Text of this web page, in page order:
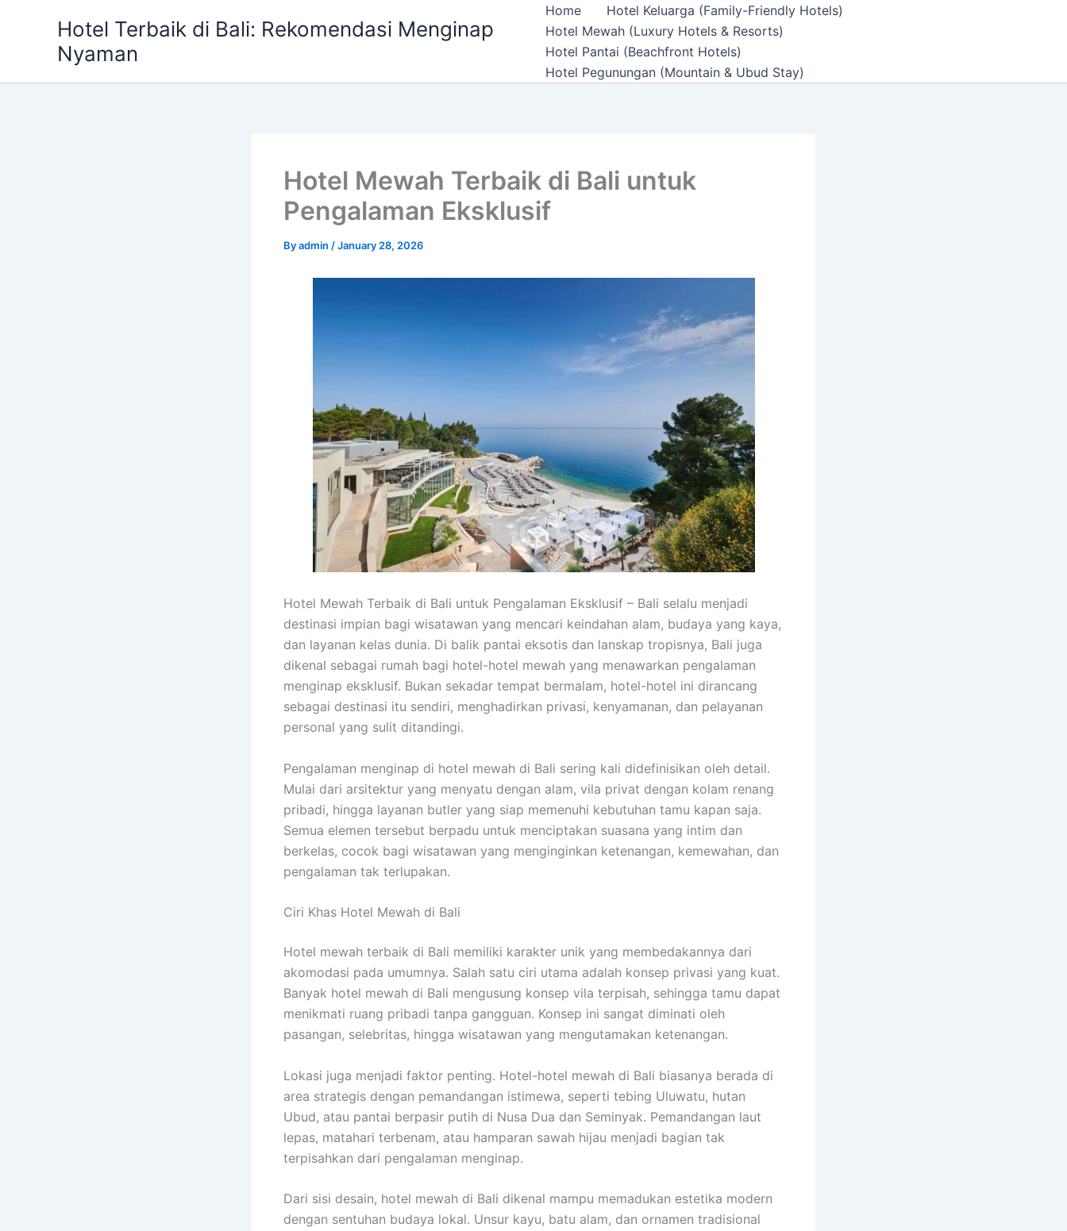
Hotel Terbaik di Bali: Rekomendasi Menginap
Nyaman
Home
Hotel Keluarga (Family-Friendly Hotels)
Hotel Mewah (Luxury Hotels & Resorts)
Hotel Pantai (Beachfront Hotels)
Hotel Pegunungan (Mountain & Ubud Stay)
Hotel Mewah Terbaik di Bali untuk
Pengalaman Eksklusif
Byadmin /January 28, 2026
Hotel Mewah Terbaik di Bali untuk Pengalaman Eksklusif – Bali selalu menjadi
destinasi impian bagi wisatawan yang mencari keindahan alam, budaya yang kaya,
dan layanan kelas dunia. Di balik pantai eksotis dan lanskap tropisnya, Bali juga
dikenal sebagai rumah bagi hotel-hotel mewah yang menawarkan pengalaman
menginap eksklusif. Bukan sekadar tempat bermalam, hotel-hotel ini dirancang
sebagai destinasi itu sendiri, menghadirkan privasi, kenyamanan, dan pelayanan
personal yang sulit ditandingi.
Pengalaman menginap di hotel mewah di Bali sering kali didefinisikan oleh detail.
Mulai dari arsitektur yang menyatu dengan alam, vila privat dengan kolam renang
pribadi, hingga layanan butler yang siap memenuhi kebutuhan tamu kapan saja.
Semua elemen tersebut berpadu untuk menciptakan suasana yang intim dan
berkelas, cocok bagi wisatawan yang menginginkan ketenangan, kemewahan, dan
pengalaman tak terlupakan.
Ciri Khas Hotel Mewah di Bali
Hotel mewah terbaik di Bali memiliki karakter unik yang membedakannya dari
akomodasi pada umumnya. Salah satu ciri utama adalah konsep privasi yang kuat.
Banyak hotel mewah di Bali mengusung konsep vila terpisah, sehingga tamu dapat
menikmati ruang pribadi tanpa gangguan. Konsep ini sangat diminati oleh
pasangan, selebritas, hingga wisatawan yang mengutamakan ketenangan.
Lokasi juga menjadi faktor penting. Hotel-hotel mewah di Bali biasanya berada di
area strategis dengan pemandangan istimewa, seperti tebing Uluwatu, hutan
Ubud, atau pantai berpasir putih di Nusa Dua dan Seminyak. Pemandangan laut
lepas, matahari terbenam, atau hamparan sawah hijau menjadi bagian tak
terpisahkan dari pengalaman menginap.
Dari sisi desain, hotel mewah di Bali dikenal mampu memadukan estetika modern
dengan sentuhan budaya lokal. Unsur kayu, batu alam, dan ornamen tradisional